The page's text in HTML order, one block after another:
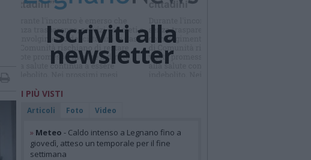
Iscriviti alla
newsletter
I PIÙ VISTI
Articoli Foto Video
» Meteo - Caldo intenso a Legnano fino a
giovedì, atteso un temporale per il fine
settimana